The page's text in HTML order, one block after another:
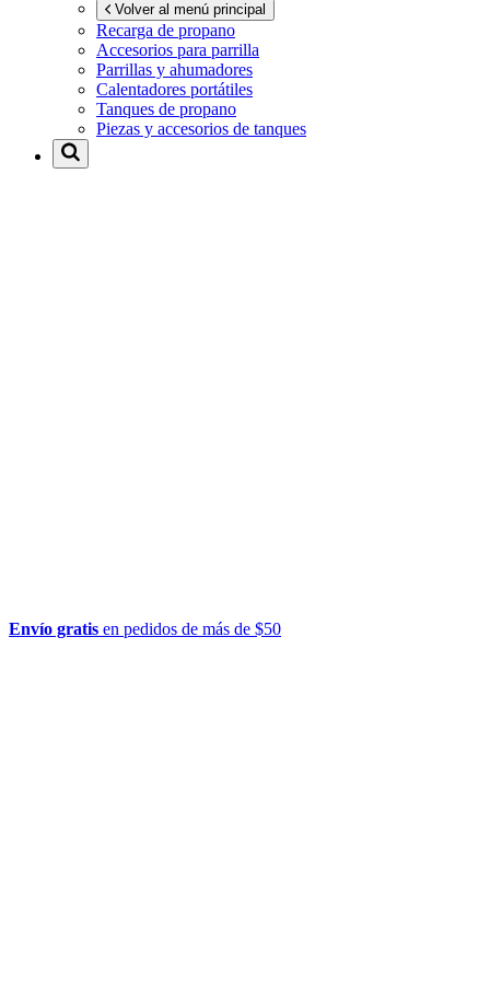
Volver al menú principal
Recarga de propano
Accesorios para parrilla
Parrillas y ahumadores
Calentadores portátiles
Tanques de propano
Piezas y accesorios de tanques
Envío gratis en pedidos de más de $50